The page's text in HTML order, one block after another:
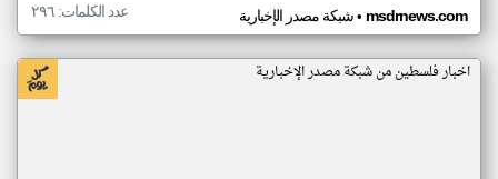
شبكة مصدر الإخبارية• msdrnews.com عدد الكلمات: ٢٩٦
اخبار فلسطين من شبكة مصدر الإخبارية